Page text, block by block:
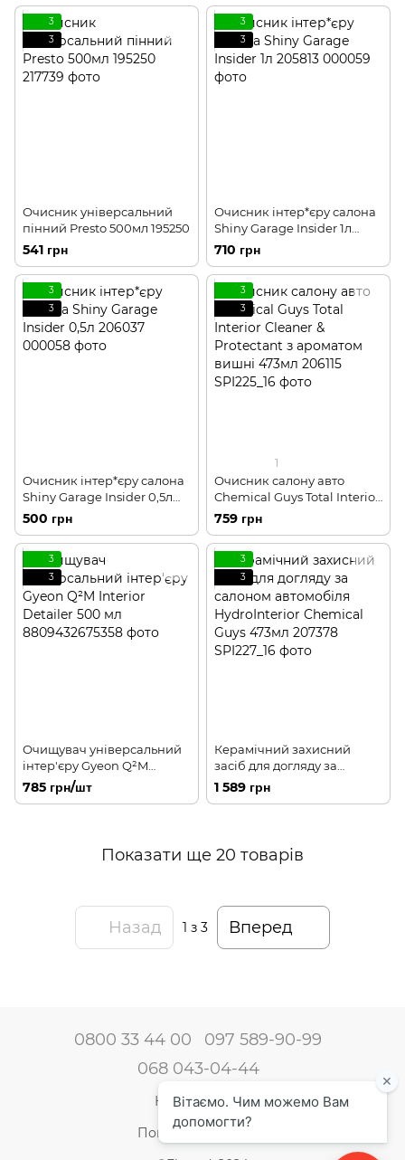
3
3
Очисник універсальний
пінний Presto 500мл 195250
541 грн
3
3
Очисник інтер*єру салона
Shiny Garage Insider 1л
205813
710 грн
3
3
Очисник інтер*єру салона
Shiny Garage Insider 0,5л
206037
500 грн
3
3
1
Очисник салону авто
Chemical Guys Total Interior
Cleaner & Protectant з
ароматом вишні 473мл
206115
759 грн
3
3
Очищувач універсальний
інтер'єру Gyeon Q²M
Interior Detailer 500 мл
785 грн/шт
3
3
Керамічний захисний
засіб для догляду за
салоном автомобіля
HydroInterior Chemical
1 589 грн
Показати ще 20 товарів
Назад 1 з 3 Вперед
0800 33 44 00
097 589-90-99
068 043-04-44
Наші контакти
Повна версія сайту